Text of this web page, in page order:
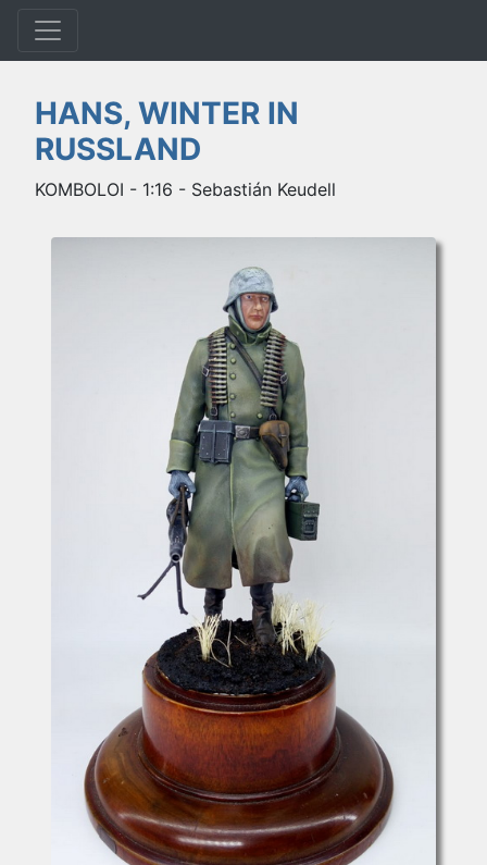
HANS, WINTER IN
RUSSLAND
KOMBOLOI - 1:16 - Sebastián Keudell